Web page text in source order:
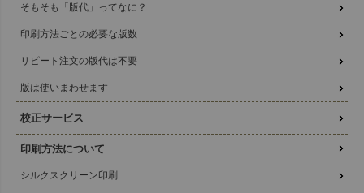
そもそも「版代」ってなに？
印刷方法ごとの必要な版数
リピート注文の版代は不要
版は使いまわせます
校正サービス
印刷方法について
シルクスクリーン印刷